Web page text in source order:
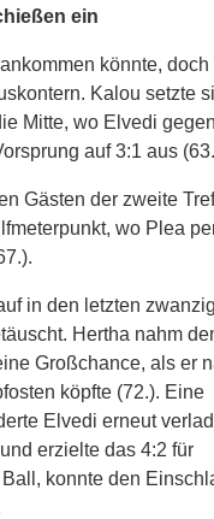
ein
könnte, doch
Kalou setzte
Mitte, wo Elvedi
auf 3:1 aus
Gästen der zweite
wo Plea
in den letzten
Hertha nahm
Großchance, als er
köpfte (72.). Eine
Elvedi erneut
erzielte das 4:2 für
konnte den